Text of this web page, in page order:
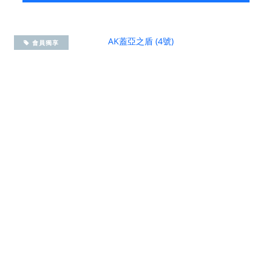
會員獨享